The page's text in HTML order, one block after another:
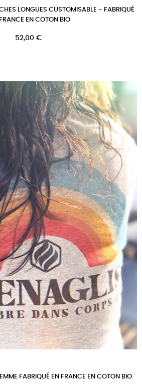
LONGUES CUSTOMISABLE - FABRIQUÉ
EN COTON BIO
Prix
52,00 €
FABRIQUÉ EN FRANCE EN COTON BIO